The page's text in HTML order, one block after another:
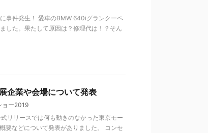
事件発生！ 愛車のBMW 640iグランクーペ
した。果たして原因は？修理代は！？そん
企業や会場について発表
ョー2019
リリースでは何も動きのなかった東京モー
要などについて発表がありました。 コンセ